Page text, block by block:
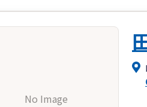
No Image